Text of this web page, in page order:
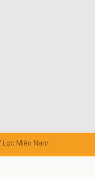
Lọc Miền Nam